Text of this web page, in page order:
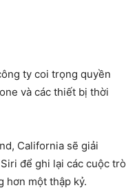
ty coi trọng quyền
và các thiết bị thời
California sẽ giải
để ghi lại các cuộc trò
hơn một thập kỷ.